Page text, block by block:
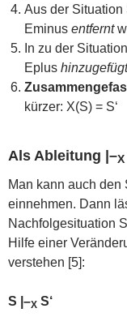
Aus der Situation
Eminus entfernt
In zu der
Eplus hinzugefügt
kürzer: X(S) = S‘
Als Ableitung |–X
Man kann auch
einnehmen. Dann
Nachfolgesituation
Hilfe einer
verstehen [5]:
S |–X S‘